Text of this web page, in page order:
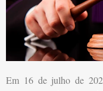
Em 16 de julho de